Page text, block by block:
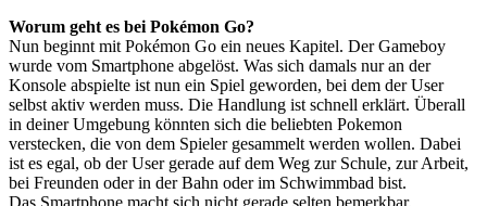
Worum geht es bei Pokémon Go?
Nun beginnt mit Pokémon Go ein neues Kapitel. Der Gameboy
wurde vom Smartphone abgelöst. Was sich damals nur an der
Konsole abspielte ist nun ein Spiel geworden, bei dem der User
selbst aktiv werden muss. Die Handlung ist schnell erklärt. Überall
in deiner Umgebung könnten sich die beliebten Pokemon
verstecken, die von dem Spieler gesammelt werden wollen. Dabei
ist es egal, ob der User gerade auf dem Weg zur Schule, zur Arbeit,
bei Freunden oder in der Bahn oder im Schwimmbad bist.
Das Smartphone macht sich nicht gerade selten bemerkbar.